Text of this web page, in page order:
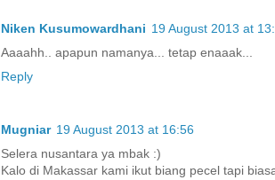
Niken Kusumowardhani 19 August 2013 at
Aaaahh.. apapun namanya... tetap enaaak...
Reply
Mugniar 19 August 2013 at 16:56
Selera nusantara ya mbak :)
Kalo di Makassar kami ikut biang pecel tapi